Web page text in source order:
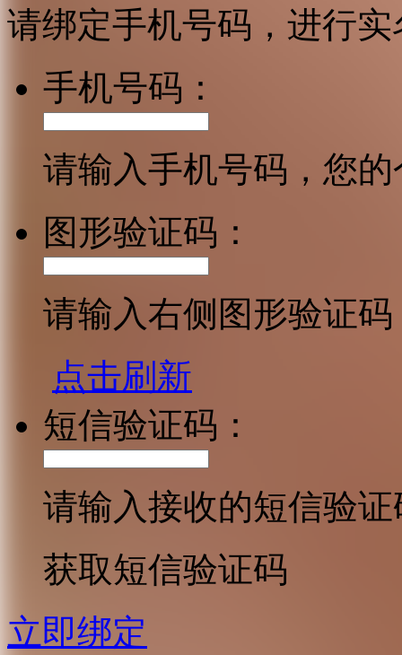
请绑定手机号码，进行
手机号码：
请输入手机号码，您
图形验证码：
请输入右侧图形验证码
点击刷新
短信验证码：
请输入接收的短信验证
获取短信验证码
立即绑定